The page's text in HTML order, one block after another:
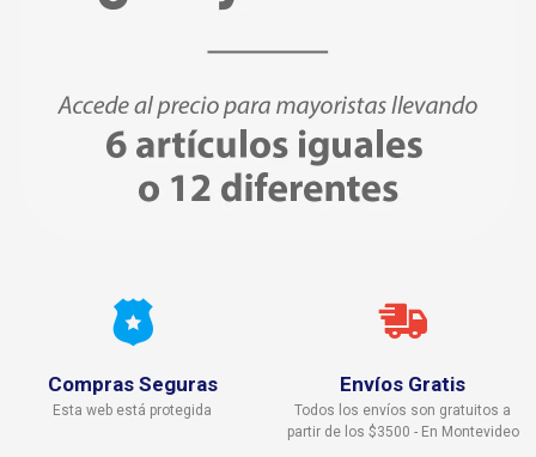
Compras Seguras
Esta web está protegida
Envíos Gratis
Todos los envíos son gratuitos a
partir de los $3500 - En Montevideo